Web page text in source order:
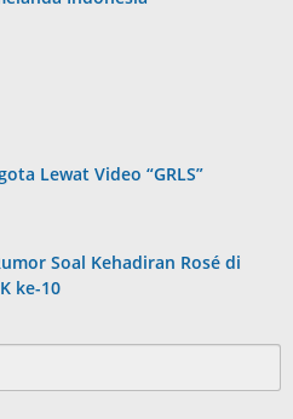
Lewat Video “GRLS”
Soal Kehadiran Rosé di
ke-10